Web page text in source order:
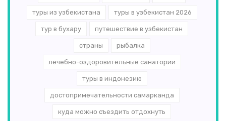
туры из узбекистана туры в узбекистан 2026
тур в бухару путешествие в узбекистан
страны рыбалка
лечебно-оздоровительные санатории
туры в индонезию
достопримечательности самарканда
куда можно съездить отдохнуть